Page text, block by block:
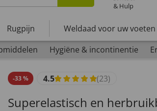
& Hulp
Rugpijn Weldaad voor uw voeten
Hygiëne & incontinentie
-33% 4.5 (23)
Superelastisch en